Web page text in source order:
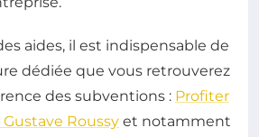
aides, il est indispensable de
dédiée que vous retrouverez
des subventions : Profiter
Roussy et notamment